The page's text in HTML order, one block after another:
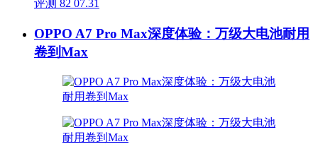
评测 82 07.31
OPPO A7 Pro Max深度体验：万级大电池耐用
卷到Max